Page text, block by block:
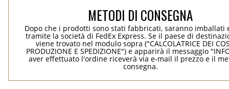
METODI DI CONSEGNA
Dopo che i prodotti sono stati fabbricati, saranno imballati
tramite la società di FedEx Express. Se il paese di
viene trovato nel modulo sopra ("CALCOLATRICE DEI
PRODUZIONE E SPEDIZIONE") e apparirà il messaggio
aver effettuato l'ordine riceverà via e-mail il prezzo e il
consegna.